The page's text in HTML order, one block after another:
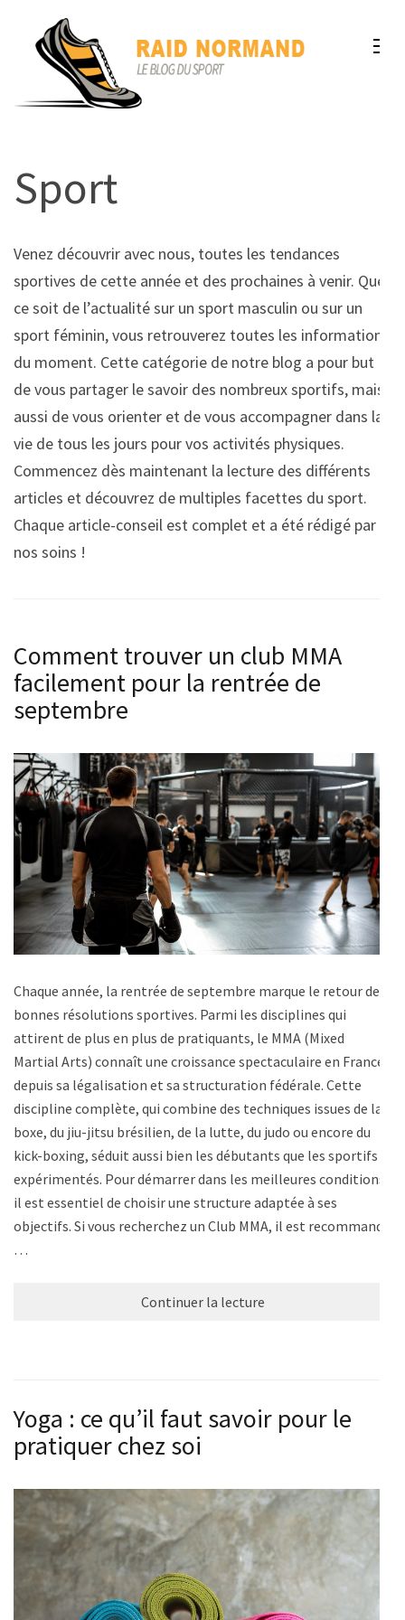
Sport
Venez découvrir avec nous, toutes les tendances
sportives de cette année et des prochaines à venir. Que
ce soit de l’actualité sur un sport masculin ou sur un
sport féminin, vous retrouverez toutes les informations
du moment. Cette catégorie de notre blog a pour but
de vous partager le savoir des nombreux sportifs, mais
aussi de vous orienter et de vous accompagner dans la
vie de tous les jours pour vos activités physiques.
Commencez dès maintenant la lecture des différents
articles et découvrez de multiples facettes du sport.
Chaque article-conseil est complet et a été rédigé par
nos soins !
Comment trouver un club MMA
facilement pour la rentrée de
septembre
Chaque année, la rentrée de septembre marque le retour des
bonnes résolutions sportives. Parmi les disciplines qui
attirent de plus en plus de pratiquants, le MMA (Mixed
Martial Arts) connaît une croissance spectaculaire en France
depuis sa légalisation et sa structuration fédérale. Cette
discipline complète, qui combine des techniques issues de la
boxe, du jiu-jitsu brésilien, de la lutte, du judo ou encore du
kick-boxing, séduit aussi bien les débutants que les sportifs
expérimentés. Pour démarrer dans les meilleures conditions,
il est essentiel de choisir une structure adaptée à ses
objectifs. Si vous recherchez un Club MMA, il est recommandé
…
Continuer la lecture
Yoga : ce qu’il faut savoir pour le
pratiquer chez soi